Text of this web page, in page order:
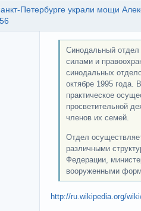
Петербурге украли мощи
Синодальный
силами и
синодальных
октябре 1995 года.
практическое
просветительной
членов их семей.
Отдел
различными
Федерации,
вооруженными
http://ru.wikipedia.org/